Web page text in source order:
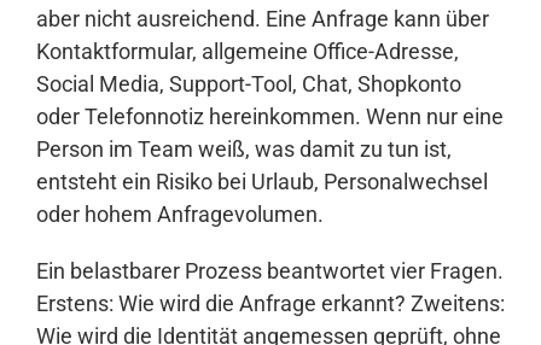
aber nicht ausreichend. Eine Anfrage kann über
Kontaktformular, allgemeine Office-Adresse,
Social Media, Support-Tool, Chat, Shopkonto
oder Telefonnotiz hereinkommen. Wenn nur eine
Person im Team weiß, was damit zu tun ist,
entsteht ein Risiko bei Urlaub, Personalwechsel
oder hohem Anfragevolumen.
Ein belastbarer Prozess beantwortet vier Fragen.
Erstens: Wie wird die Anfrage erkannt? Zweitens:
Wie wird die Identität angemessen geprüft, ohne